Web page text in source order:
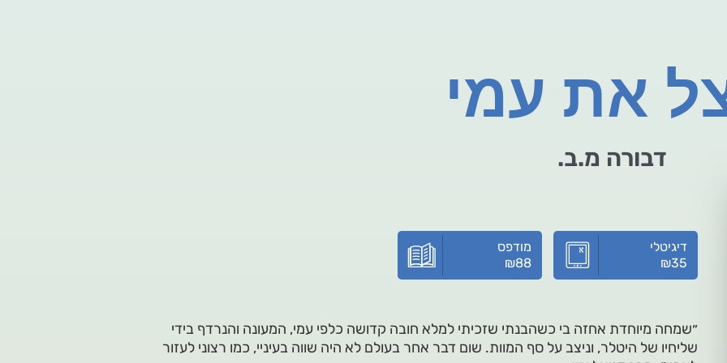
את עמי
דבורה מ.ב.
דיגיטלי
₪35
מודפס
₪88
״שמחה מיוחדת אחזה בי כשהבנתי שזכיתי למלא חובה קדושה כלפי עמי, המעונה והנרדף בידי
שליחיו של היטלר, וניצב על סף המוות. שום דבר אחר בעולם לא היה שווה בעיניי, כמו רצוני לעזור